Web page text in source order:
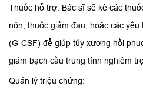
Thuốc hỗ trợ: Bác sĩ sẽ kê các
nôn, thuốc giảm đau, hoặc các
(G-CSF) để giúp tủy xương hồi
giảm bạch cầu trung tính nghiêm
Quản lý triệu chứng: